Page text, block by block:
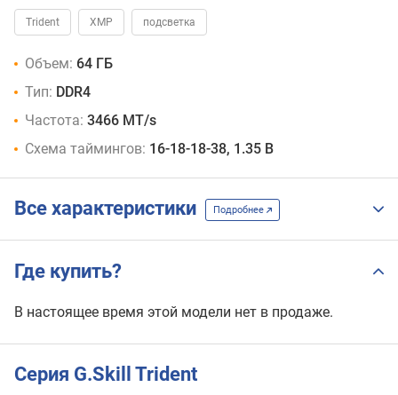
DDR4-
3000
DDR4-
DDR4-
CL15
DDR4-
CL16
CL16
3600
(14-
14-
14-
Trident XMP подсветка
Объем: 64 ГБ
Тип: DDR4
Частота: 3466 MT/s
Схема таймингов: 16-18-18-38, 1.35 В
Все характеристики Подробнее
Где купить?
В настоящее время этой модели нет в продаже.
Серия G.Skill Trident